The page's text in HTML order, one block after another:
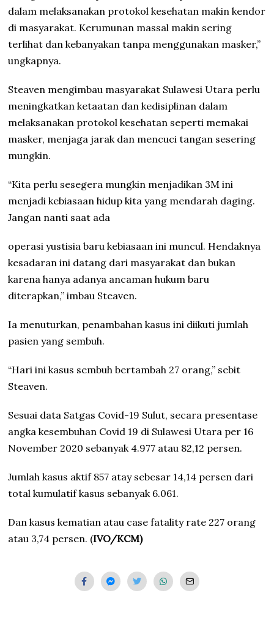
dalam melaksanakan protokol kesehatan makin kendor
di masyarakat. Kerumunan massal makin sering
terlihat dan kebanyakan tanpa menggunakan masker,”
ungkapnya.
Steaven mengimbau masyarakat Sulawesi Utara perlu
meningkatkan ketaatan dan kedisiplinan dalam
melaksanakan protokol kesehatan seperti memakai
masker, menjaga jarak dan mencuci tangan sesering
mungkin.
“Kita perlu sesegera mungkin menjadikan 3M ini
menjadi kebiasaan hidup kita yang mendarah daging.
Jangan nanti saat ada
operasi yustisia baru kebiasaan ini muncul. Hendaknya
kesadaran ini datang dari masyarakat dan bukan
karena hanya adanya ancaman hukum baru
diterapkan,” imbau Steaven.
Ia menuturkan, penambahan kasus ini diikuti jumlah
pasien yang sembuh.
“Hari ini kasus sembuh bertambah 27 orang,” sebit
Steaven.
Sesuai data Satgas Covid-19 Sulut, secara presentase
angka kesembuhan Covid 19 di Sulawesi Utara per 16
November 2020 sebanyak 4.977 atau 82,12 persen.
Jumlah kasus aktif 857 atay sebesar 14,14 persen dari
total kumulatif kasus sebanyak 6.061.
Dan kasus kematian atau case fatality rate 227 orang
atau 3,74 persen. (IVO/KCM)